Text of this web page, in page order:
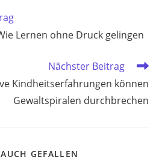
Lernen ohne Druck gelingen
Nächster Beitrag
Kindheitserfahrungen können
Gewaltspiralen durchbrechen
GEFALLEN